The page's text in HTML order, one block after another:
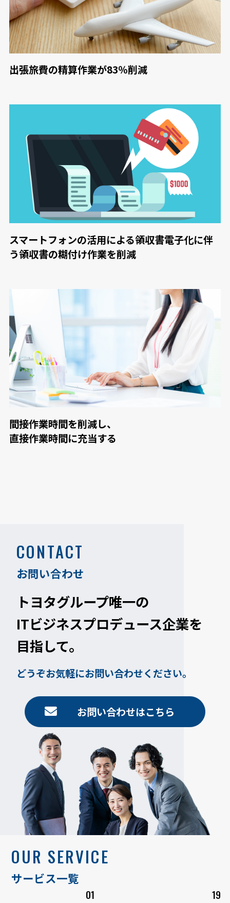
出張旅費の精算作業が83％削減
スマートフォンの活用による領収書電子化に伴
う領収書の糊付け作業を削減
間接作業時間を削減し、
直接作業時間に充当する
CONTACT
お問い合わせ
トヨタグループ唯一の
ITビジネスプロデュース企業を
目指して。
どうぞお気軽にお問い合わせください。
お問い合わせはこちら
OUR SERVICE
サービス一覧
01 19